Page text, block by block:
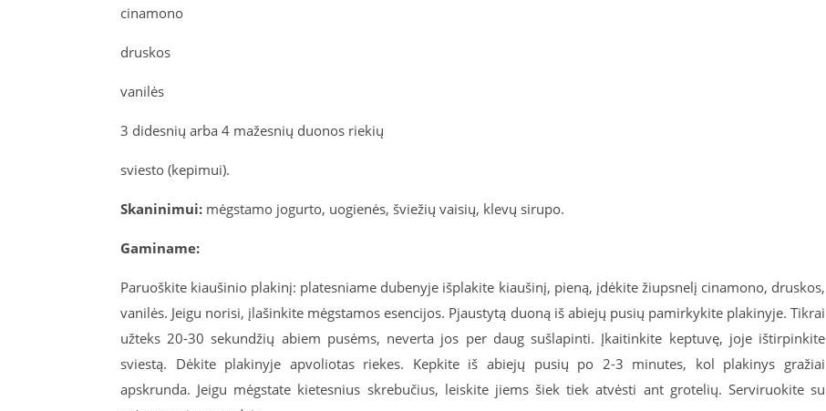
cinamono
druskos
vanilės
3 didesnių arba 4 mažesnių duonos riekių
sviesto (kepimui).
Skaninimui: mėgstamo jogurto, uogienės, šviežių vaisių, klevų sirupo.
Gaminame:
Paruoškite kiaušinio plakinį: platesniame dubenyje išplakite kiaušinį, pieną, įdėkite žiupsnelį cinamono, druskos,
vanilės. Jeigu norisi, įlašinkite mėgstamos esencijos. Pjaustytą duoną iš abiejų pusių pamirkykite plakinyje. Tikrai
užteks 20-30 sekundžių abiem pusėms, neverta jos per daug sušlapinti. Įkaitinkite keptuvę, joje ištirpinkite
sviestą. Dėkite plakinyje apvoliotas riekes. Kepkite iš abiejų pusių po 2-3 minutes, kol plakinys gražiai
apskrunda. Jeigu mėgstate kietesnius skrebučius, leiskite jiems šiek tiek atvėsti ant grotelių. Serviruokite su